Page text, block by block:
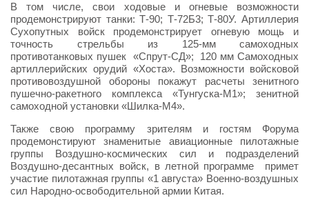
В том числе, свои ходовые и огневые возможности
продемонстрируют танки: Т-90; Т-72Б3; Т-80У. Артиллерия
Сухопутных войск продемонстрирует огневую мощь и
точность стрельбы из 125-мм самоходных
противотанковых пушек «Спрут-СД»; 120 мм Самоходных
артиллерийских орудий «Хоста». Возможности войсковой
противовоздушной обороны покажут расчеты зенитного
пушечно-ракетного комплекса «Тунгуска-М1»; зенитной
самоходной установки «Шилка-М4».
Также свою программу зрителям и гостям Форума
продемонстируют знаменитые авиационные пилотажные
группы Воздушно-космических сил и подразделений
Воздушно-десантных войск, в летной программе примет
участие пилотажная группы «1 августа» Военно-воздушных
сил Народно-освободительной армии Китая.